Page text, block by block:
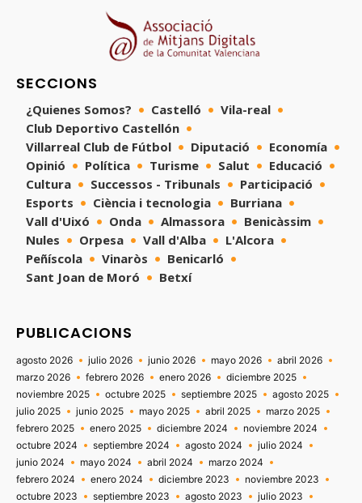
SECCIONS
¿Quienes Somos? Castelló
Vila-real
Club Deportivo Castellón
Villarreal Club de Fútbol
Diputació
Economía
Opinió
Política Turisme Salut
Educació
Cultura
Successos - Tribunals
Participació
Esports
Ciència i tecnologia
Burriana
Vall d'Uixó
Onda Almassora
Benicàssim
Nules
Orpesa Vall d'Alba
L'Alcora
Peñíscola
Vinaròs
Benicarló
Sant Joan de Moró
Betxí
PUBLICACIONS
agosto 2026 julio 2026 junio 2026 mayo 2026
abril 2026
marzo 2026
febrero 2026 enero 2026
diciembre 2025
noviembre 2025
octubre 2025 septiembre 2025
agosto 2025
julio 2025
junio 2025 mayo 2025 abril 2025
marzo 2025
febrero 2025
enero 2025 diciembre 2024
noviembre 2024
octubre 2024
septiembre 2024 agosto 2024
julio 2024
junio 2024
mayo 2024 abril 2024
marzo 2024
febrero 2024
enero 2024 diciembre 2023
noviembre 2023
octubre 2023
septiembre 2023 agosto 2023
julio 2023